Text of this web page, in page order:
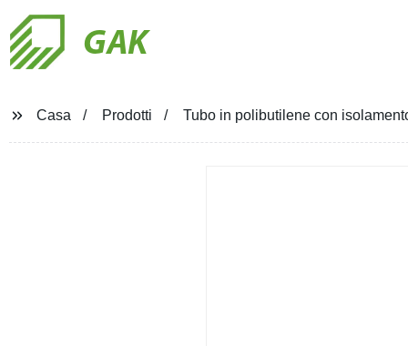
GAK
Casa Prodotti Tubo in polibutilene con